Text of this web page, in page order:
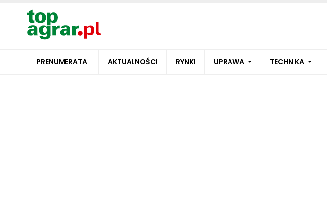
PRENUMERATA AKTUALNOŚCI RYNKI UPRAWA TECHNIKA